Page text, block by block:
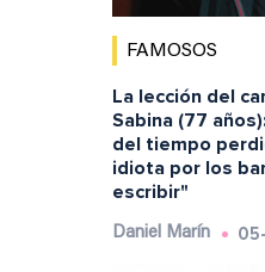
FAMOSOS
La lección del
Sabina (77
del tiempo
idiota por los
escribir"
Daniel Marín